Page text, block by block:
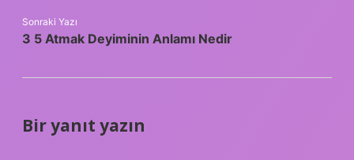
Sonraki Yazı
3 5 Atmak Deyiminin Anlamı Nedir
Bir yanıt yazın